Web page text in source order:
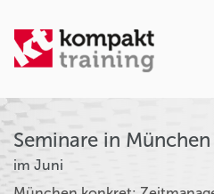
Seminare in München
im Juni